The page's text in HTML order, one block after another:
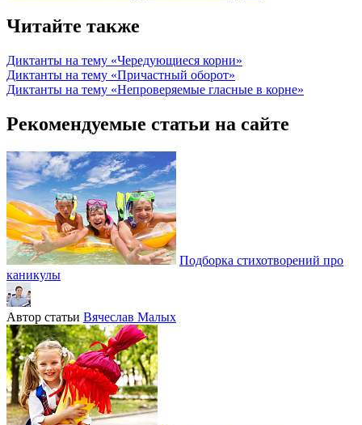
Читайте также
Диктанты на тему «Чередующиеся корни»
Диктанты на тему «Причастный оборот»
Диктанты на тему «Непроверяемые гласные в корне»
Рекомендуемые статьи на сайте
Подборка стихотворений про
каникулы
Автор статьи Вячеслав Малых